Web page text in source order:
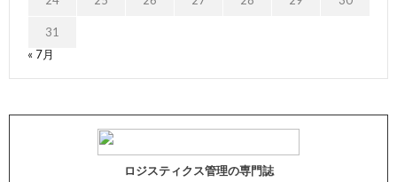
31
« 7月
ロジスティクス管理の専門誌